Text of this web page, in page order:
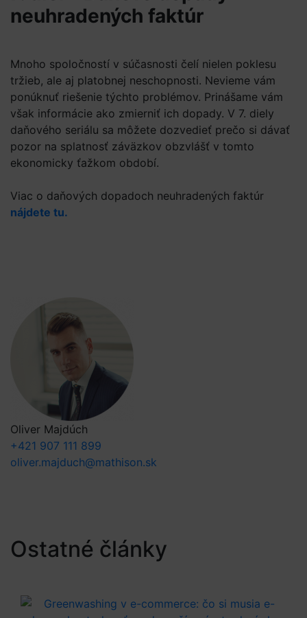
neuhradených faktúr
Mnoho spoločností v súčasnosti čelí nielen poklesu
tržieb, ale aj platobnej neschopnosti. Nevieme vám
ponúknuť riešenie týchto problémov. Prinášame vám
však informácie ako zmierniť ich dopady. V 7. diely
daňového seriálu sa môžete dozvedieť prečo si dávať
pozor na splatnosť záväzkov obzvlášť v tomto
ekonomicky ťažkom období.
Viac o daňových dopadoch neuhradených faktúr
nájdete tu.
Oliver Majdúch
+421 907 111 899
oliver.majduch@mathison.sk
Ostatné články